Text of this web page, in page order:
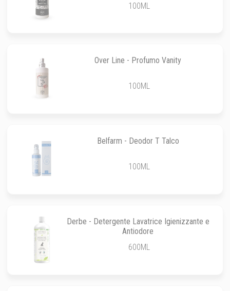
100ML
Over Line - Profumo Vanity
100ML
Belfarm - Deodor T Talco
100ML
Derbe - Detergente Lavatrice Igienizzante e
Antiodore
600ML